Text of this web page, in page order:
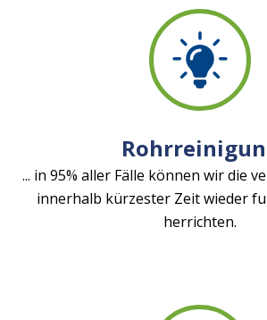
... in 95% aller Fälle können wir die
innerhalb kürzester Zeit wieder
herrichten.